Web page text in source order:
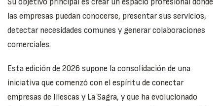
Su objetivo principal es crear un espacio profesional donde
las empresas puedan conocerse, presentar sus servicios,
detectar necesidades comunes y generar colaboraciones
comerciales.
Esta edición de 2026 supone la consolidación de una
iniciativa que comenzó con el espíritu de conectar
empresas de Illescas y La Sagra, y que ha evolucionado